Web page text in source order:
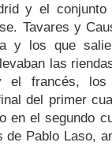
y el
Tavares y
y los que
las
francés, los
del primer
en el segundo
de Pablo Laso,